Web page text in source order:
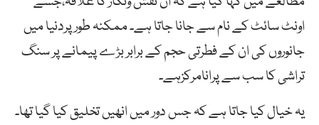
اونٹ سائٹ کے نام سے جانا جاتا ہے۔ ممکنہ طورپردنیا میں
جانوروں کی ان کے فطرتی حجم کے برابر بڑے پیمانے پر سنگ
تراشی کا سب سے پرانامرکزہے۔
یہ خیال کیا جاتا ہے کہ جس دور میں انھیں تخلیق کیا گیا تھا۔